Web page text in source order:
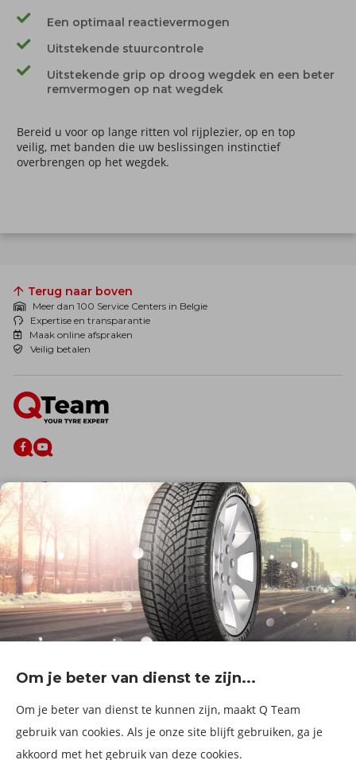
Om je beter van dienst te zijn...
Om je beter van dienst te kunnen zijn, maakt Q Team
gebruik van cookies. Als je onze site blijft gebruiken, ga je
akkoord met het gebruik van deze cookies.
Een optimaal reactievermogen
Uitstekende stuurcontrole
Uitstekende grip op droog wegdek en een beter
remvermogen op nat wegdek
Bereid u voor op lange ritten vol rijplezier, op en top
veilig, met banden die uw beslissingen instinctief
overbrengen op het wegdek.
Terug naar boven
Meer dan 100 Service Centers in Belgie
Expertise en transparantie
Maak online afspraken
Veilig betalen
De firma
Wie zijn wij?
Blog
Onze dienstverlening
Banden
Velgen
Diensten
Afspraak Maken
Informatie over
Professionele voertuigen
B2Bassistance
Werken bij QTeam
Maak een afspraak